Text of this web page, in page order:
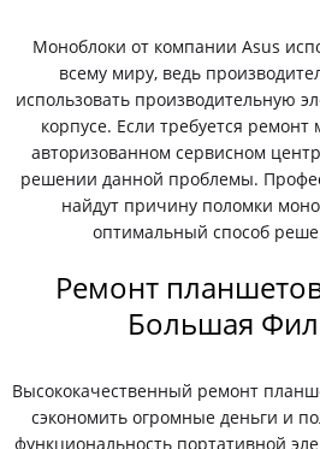
Моноблоки от компании Asus
всему миру, ведь
использовать производительную
корпусе. Если требуется ремонт
авторизованном сервисном
решении данной проблемы.
найдут причину поломки
оптимальный способ
Ремонт
Большая
Высококачественный ремонт
сэкономить огромные деньги и
функциональность портативной